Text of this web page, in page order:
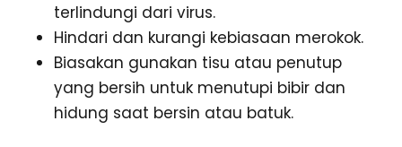
terlindungi dari virus.
Hindari dan kurangi kebiasaan merokok.
Biasakan gunakan tisu atau penutup
yang bersih untuk menutupi bibir dan
hidung saat bersin atau batuk.